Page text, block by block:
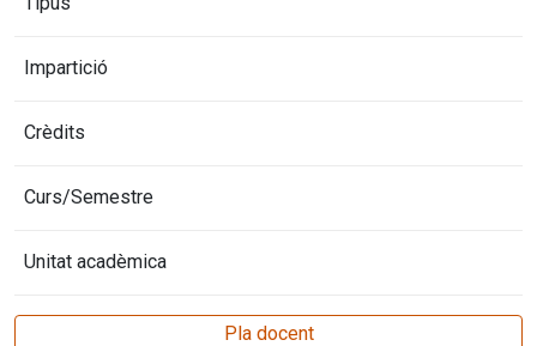
Impartició
Crèdits
Curs/Semestre
Unitat acadèmica
Pla docent